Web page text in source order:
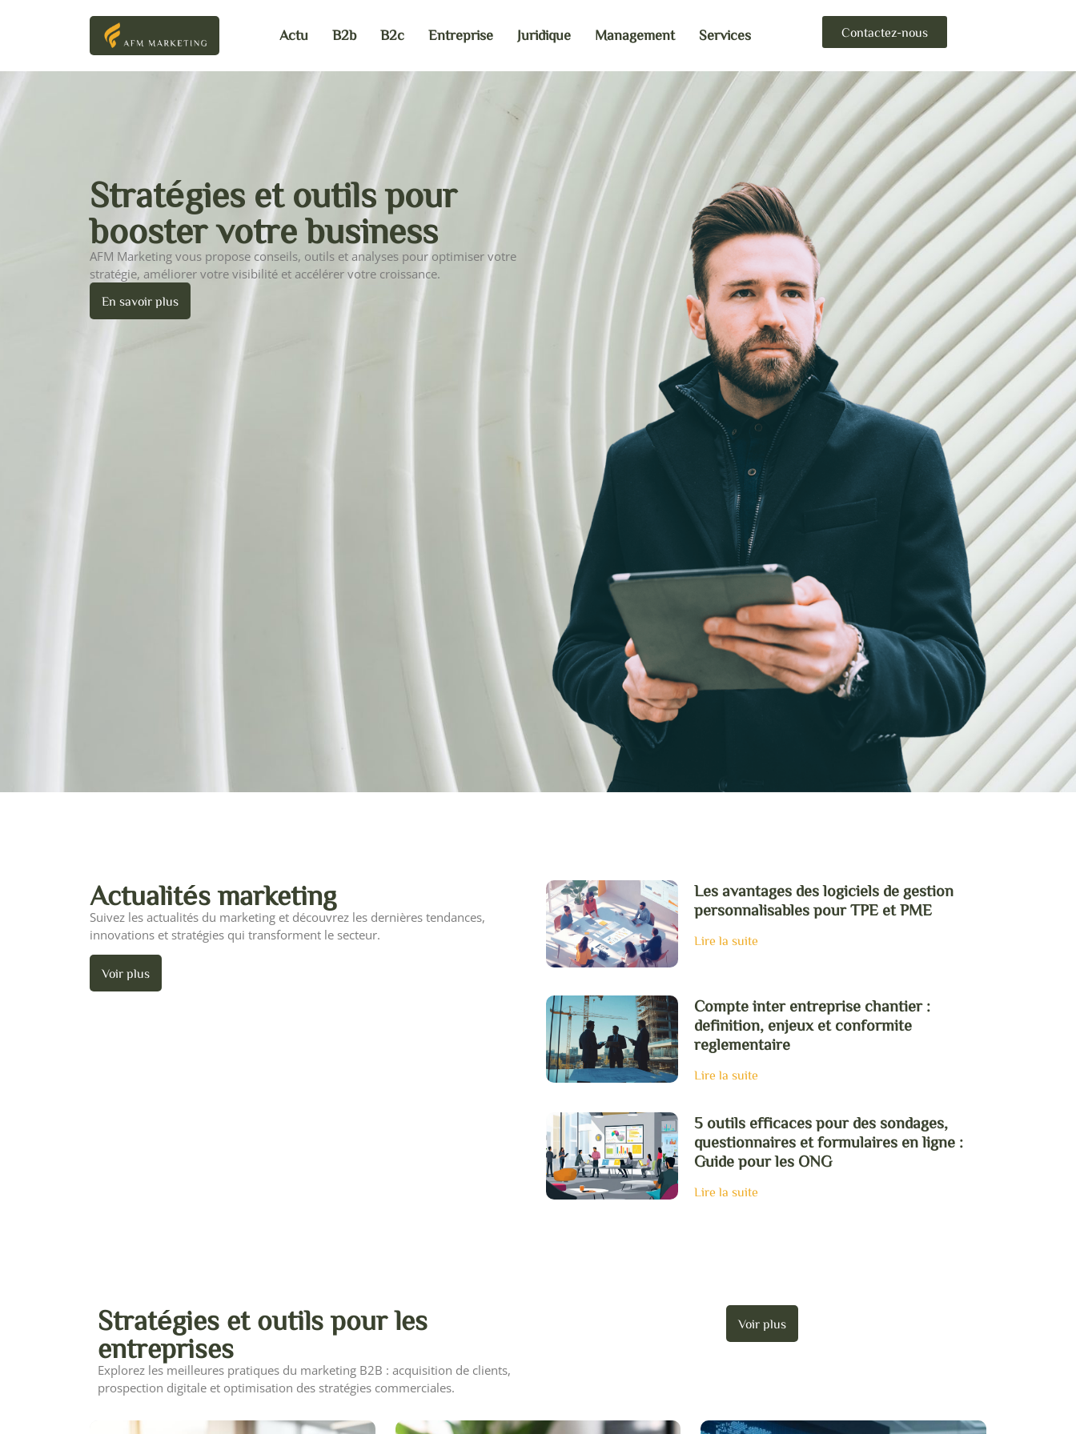
Contactez-nous
Actu B2b B2c Entreprise Juridique Management Services
Stratégies et outils pour
booster votre business
AFM Marketing vous propose conseils, outils et analyses pour optimiser votre
stratégie, améliorer votre visibilité et accélérer votre croissance.
En savoir plus
Actualités marketing
Suivez les actualités du marketing et découvrez les dernières tendances,
innovations et stratégies qui transforment le secteur.
Voir plus
Les avantages des logiciels de gestion
personnalisables pour TPE et PME
Lire la suite
Compte inter entreprise chantier :
definition, enjeux et conformite
reglementaire
Lire la suite
5 outils efficaces pour des sondages,
questionnaires et formulaires en ligne :
Guide pour les ONG
Lire la suite
Stratégies et outils pour les
entreprises
Explorez les meilleures pratiques du marketing B2B : acquisition de clients,
prospection digitale et optimisation des stratégies commerciales.
Voir plus